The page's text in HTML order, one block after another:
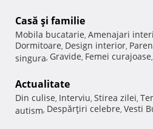
Casă şi familie
Mobila bucatarie, Amenajari
Dormitoare, Design interior,
singura, Gravide, Femei curajoase,
Actualitate
Din culise, Interviu, Stirea zilei,
autism, Despărţiri celebre, Vesti